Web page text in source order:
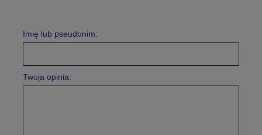
Imię lub pseudonim:
Twoja opinia: